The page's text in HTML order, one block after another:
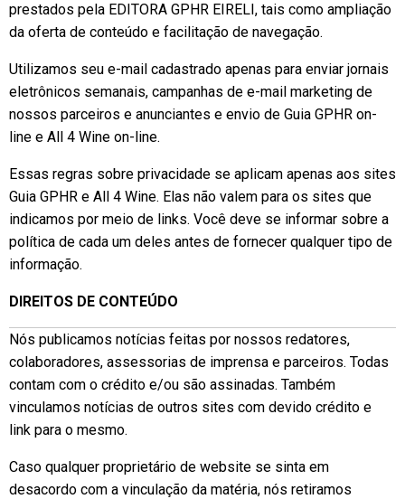
prestados pela EDITORA GPHR EIRELI, tais como ampliação
da oferta de conteúdo e facilitação de navegação.
Utilizamos seu e-mail cadastrado apenas para enviar jornais
eletrônicos semanais, campanhas de e-mail marketing de
nossos parceiros e anunciantes e envio de Guia GPHR on-
line e All 4 Wine on-line.
Essas regras sobre privacidade se aplicam apenas aos sites
Guia GPHR e All 4 Wine. Elas não valem para os sites que
indicamos por meio de links. Você deve se informar sobre a
política de cada um deles antes de fornecer qualquer tipo de
informação.
DIREITOS DE CONTEÚDO
Nós publicamos notícias feitas por nossos redatores,
colaboradores, assessorias de imprensa e parceiros. Todas
contam com o crédito e/ou são assinadas. Também
vinculamos notícias de outros sites com devido crédito e
link para o mesmo.
Caso qualquer proprietário de website se sinta em
desacordo com a vinculação da matéria, nós retiramos